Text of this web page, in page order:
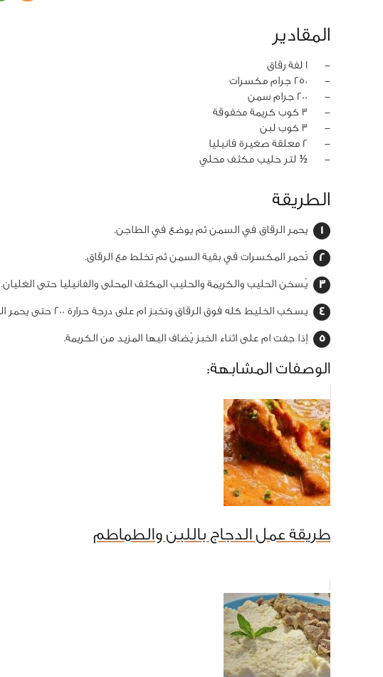
المقادير
‏-
1 لفة رقاق
‏-
250 جرام مكسرات
‏-
200 جرام سمن
‏-
3 كوب كريمة مخفوقة
‏-
3 كوب لبن
‏-
2 معلقة صغيرة فانيليا
‏-
½ لتر حليب مكثف محلي
الطريقة
يحمر الرقاق في السمن ثم يوضع في الطاجن.
تُحمر المكسرات في بقية السمن ثم تخلط مع الرقاق.
يُسخن الحليب والكريمة والحليب المكثف المحلى والفانيليا حتى الغليان.
يسكب الخليط كله فوق الرقاق وتخبز ام على درجة حرارة 200 حتى يحمر الوجه.
إذا جفت ام على اثناء الخبز يُضاف اليها المزيد من الكريمة.
الوصفات المشابهة:
طريقة عمل الدجاج باللبن والطماطم